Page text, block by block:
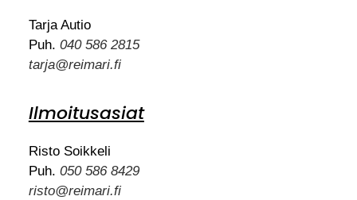
Tarja Autio
Puh. 040 586 2815
tarja@reimari.fi
Ilmoitusasiat
Risto Soikkeli
Puh. 050 586 8429
risto@reimari.fi